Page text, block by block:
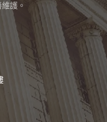
護。